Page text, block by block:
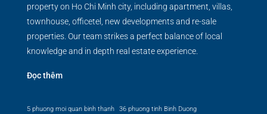
property on Ho Chi Minh city, including apartment, villas,
townhouse, officetel, new developments and re-sale
properties. Our team strikes a perfect balance of local
knowledge and in depth real estate experience.
Đọc thêm
5 phuong moi quan binh thanh 36 phuong tinh Binh Duong